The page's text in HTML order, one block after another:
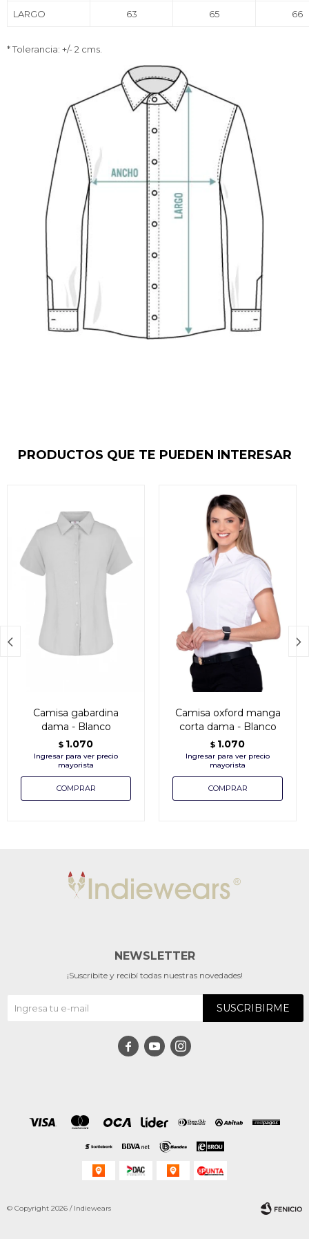
LARGO 63 65 66
* Tolerancia: +/- 2 cms.
PRODUCTOS QUE TE PUEDEN INTERESAR
Camisa gabardina
dama - Blanco
$ 1.070
Camisa oxford manga
corta dama - Blanco
$ 1.070
 
NEWSLETTER
¡Suscribite y recibí todas nuestras novedades!
SUSCRIBIRME
  
© Copyright 2026 / Indiewears